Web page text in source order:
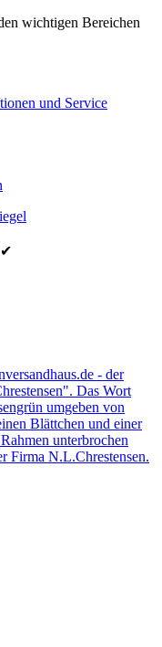
wichtigen Bereichen
und Service
✔